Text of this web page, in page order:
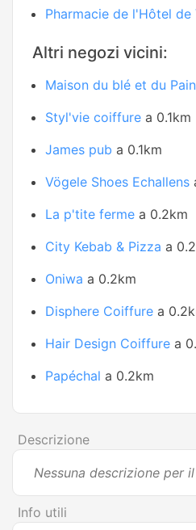
Pharmacie de l'Hôtel de
Altri negozi vicini:
Maison du blé et du Pain
Styl'vie coiffure a 0.1km
James pub a 0.1km
Vögele Shoes Echallens
La p'tite ferme a 0.2km
City Kebab & Pizza a
Oniwa a 0.2km
Disphere Coiffure a
Hair Design Coiffure a
Papéchal a 0.2km
Descrizione
Nessuna descrizione per
Info utili